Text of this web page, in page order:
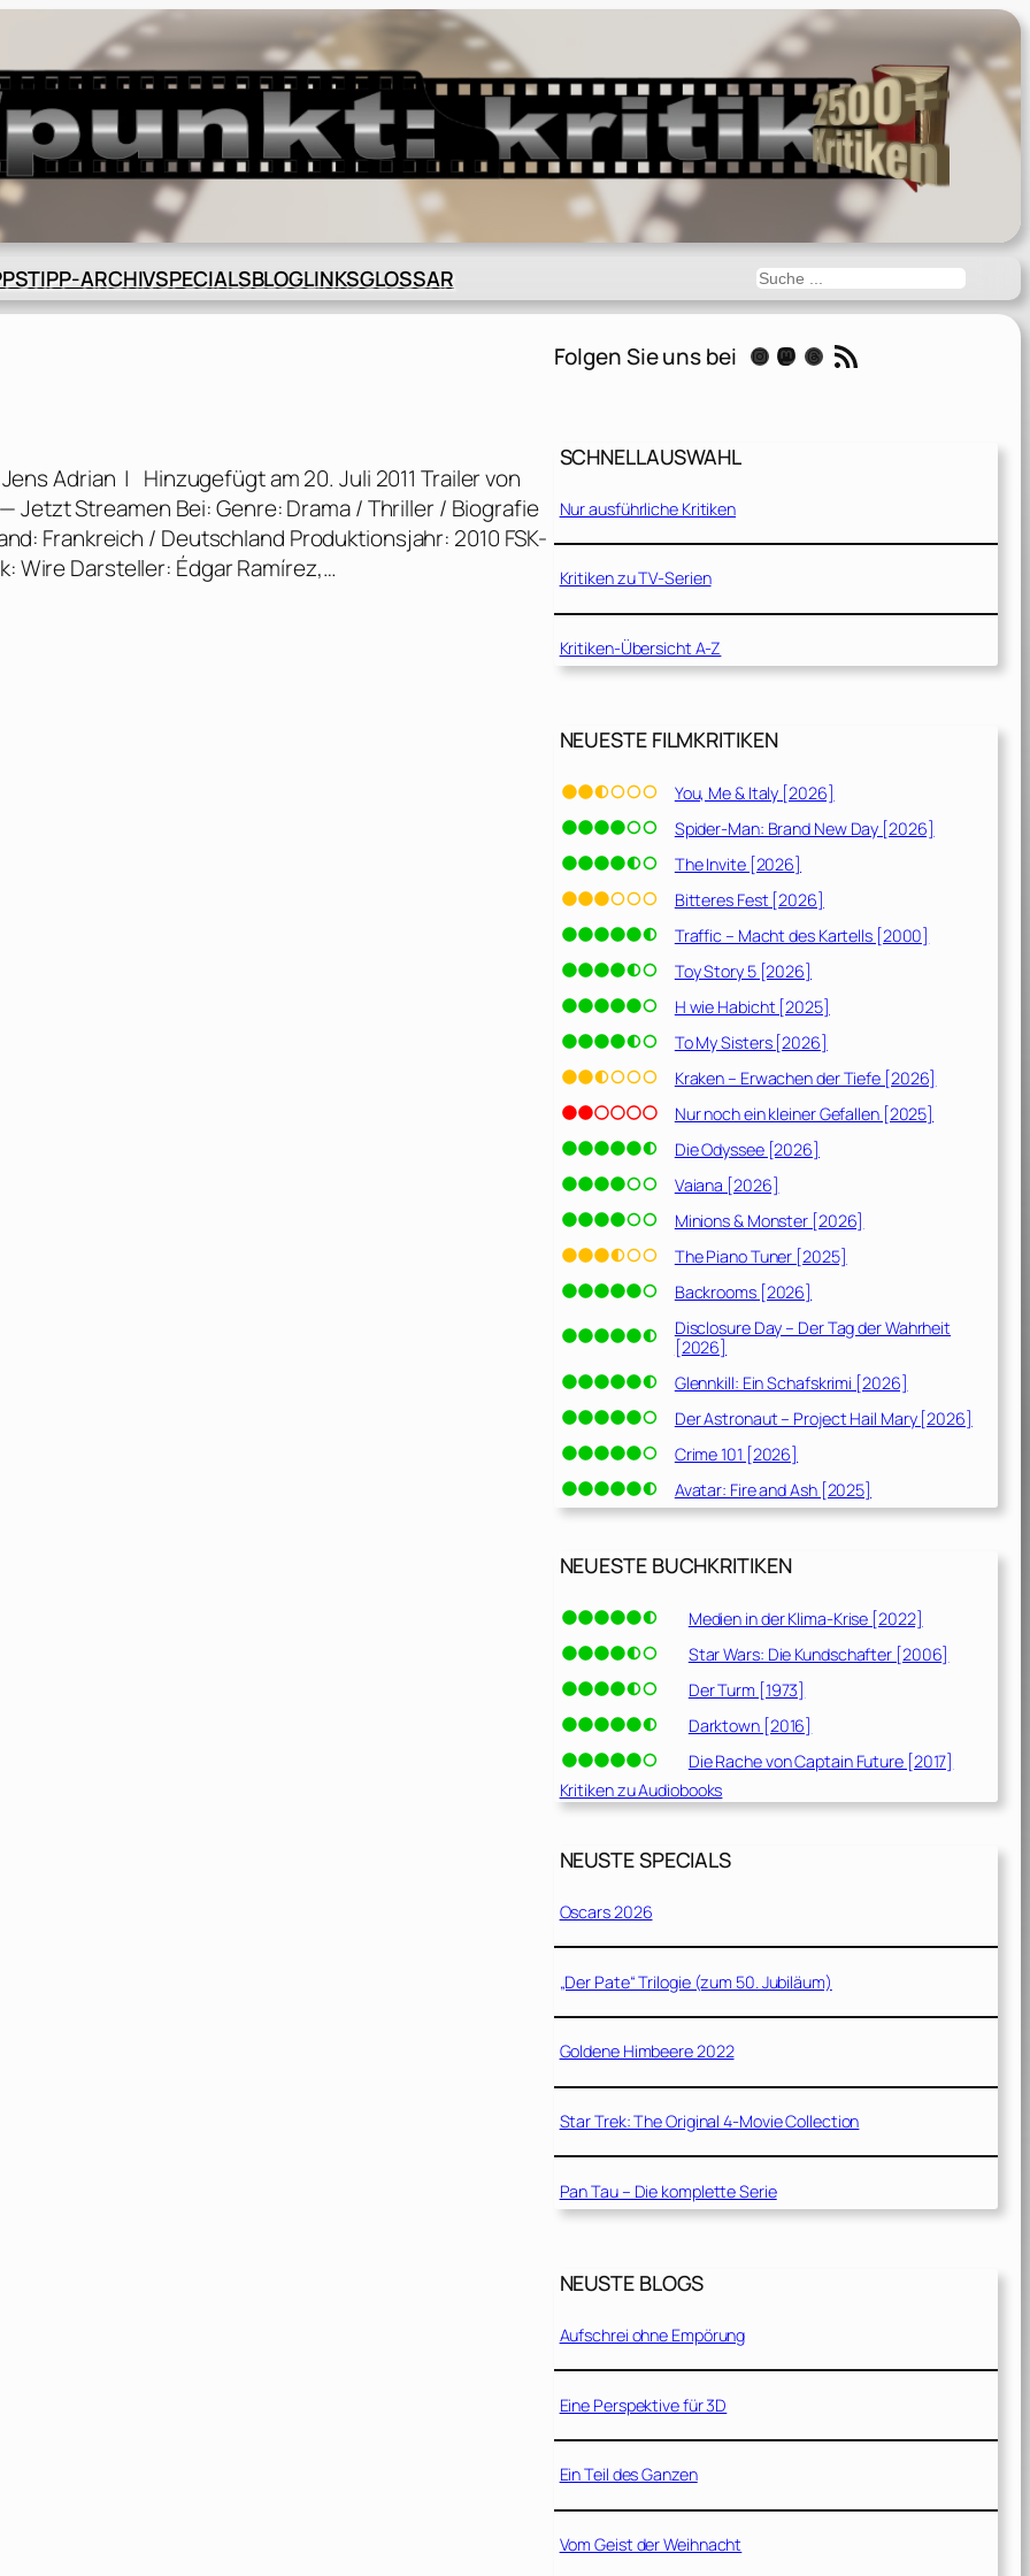
TIPP-ARCHIVSPECIALSBLOGLINKSGLOSSAR Suchen
Adrian | Hinzugefügt am 20. Juli 2011 Trailer von
Jetzt Streamen Bei: Genre: Drama / Thriller / Biografie
Frankreich / Deutschland Produktionsjahr: 2010 FSK-
Wire Darsteller: Édgar Ramírez,…
Folgen Sie uns bei Instagram Mastodon Threads RSS-Feed
SCHNELLAUSWAHL
Nur ausführliche Kritiken
Kritiken zu TV-Serien
Kritiken-Übersicht A-Z
NEUESTE FILMKRITIKEN
You, Me & Italy [2026]
Spider-Man: Brand New Day [2026]
The Invite [2026]
Bitteres Fest [2026]
Traffic – Macht des Kartells [2000]
Toy Story 5 [2026]
H wie Habicht [2025]
To My Sisters [2026]
Kraken – Erwachen der Tiefe [2026]
Nur noch ein kleiner Gefallen [2025]
Die Odyssee [2026]
Vaiana [2026]
Minions & Monster [2026]
The Piano Tuner [2025]
Backrooms [2026]
Disclosure Day – Der Tag der Wahrheit
[2026]
Glennkill: Ein Schafskrimi [2026]
Der Astronaut – Project Hail Mary [2026]
Crime 101 [2026]
Avatar: Fire and Ash [2025]
NEUESTE BUCHKRITIKEN
Medien in der Klima-Krise [2022]
Star Wars: Die Kundschafter [2006]
Der Turm [1973]
Darktown [2016]
Die Rache von Captain Future [2017]
Kritiken zu Audiobooks
NEUSTE SPECIALS
Oscars 2026
„Der Pate“ Trilogie (zum 50. Jubiläum)
Goldene Himbeere 2022
Star Trek: The Original 4-Movie Collection
Pan Tau – Die komplette Serie
NEUSTE BLOGS
Aufschrei ohne Empörung
Eine Perspektive für 3D
Ein Teil des Ganzen
Vom Geist der Weihnacht